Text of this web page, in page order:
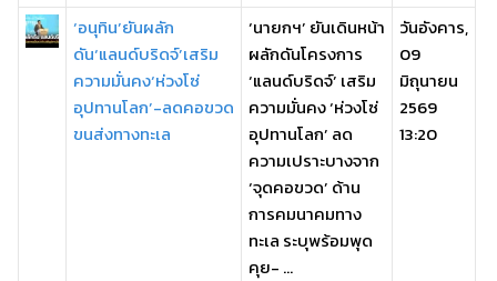
‘อนุทิน’ยันผลัก
ดัน‘แลนด์บริดจ์’เสริม
ความมั่นคง‘ห่วงโซ่
อุปทานโลก’-ลดคอขวด
ขนส่งทางทะเล
‘นายกฯ’ ยันเดินหน้า
ผลักดันโครงการ
‘แลนด์บริดจ์’ เสริม
ความมั่นคง ‘ห่วงโซ่
อุปทานโลก’ ลด
ความเปราะบางจาก
‘จุดคอขวด’ ด้าน
การคมนาคมทาง
ทะเล ระบุพร้อมพุด
คุย- ...
วันอังคาร,
09
มิถุนายน
2569
13:20